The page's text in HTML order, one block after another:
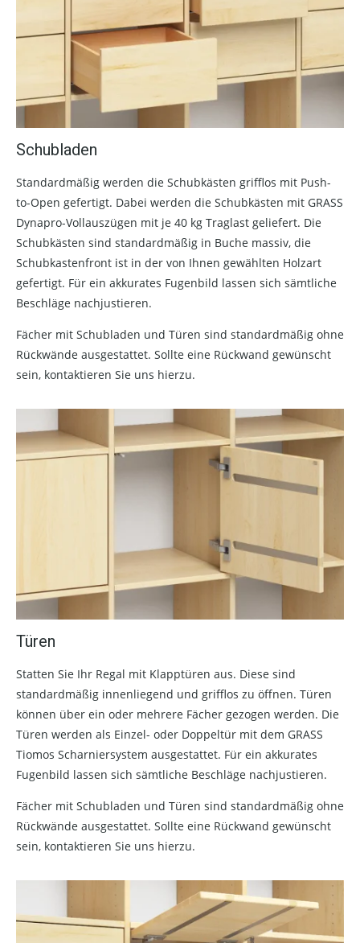
Schubladen
Standardmäßig werden die Schubkästen grifflos mit Push-
to-Open gefertigt. Dabei werden die Schubkästen mit GRASS
Dynapro-Vollauszügen mit je 40 kg Traglast geliefert. Die
Schubkästen sind standardmäßig in Buche massiv, die
Schubkastenfront ist in der von Ihnen gewählten Holzart
gefertigt. Für ein akkurates Fugenbild lassen sich sämtliche
Beschläge nachjustieren.
Fächer mit Schubladen und Türen sind standardmäßig ohne
Rückwände ausgestattet. Sollte eine Rückwand gewünscht
sein, kontaktieren Sie uns hierzu.
Türen
Statten Sie Ihr Regal mit Klapptüren aus. Diese sind
standardmäßig innenliegend und grifflos zu öffnen. Türen
können über ein oder mehrere Fächer gezogen werden. Die
Türen werden als Einzel- oder Doppeltür mit dem GRASS
Tiomos Scharniersystem ausgestattet. Für ein akkurates
Fugenbild lassen sich sämtliche Beschläge nachjustieren.
Fächer mit Schubladen und Türen sind standardmäßig ohne
Rückwände ausgestattet. Sollte eine Rückwand gewünscht
sein, kontaktieren Sie uns hierzu.